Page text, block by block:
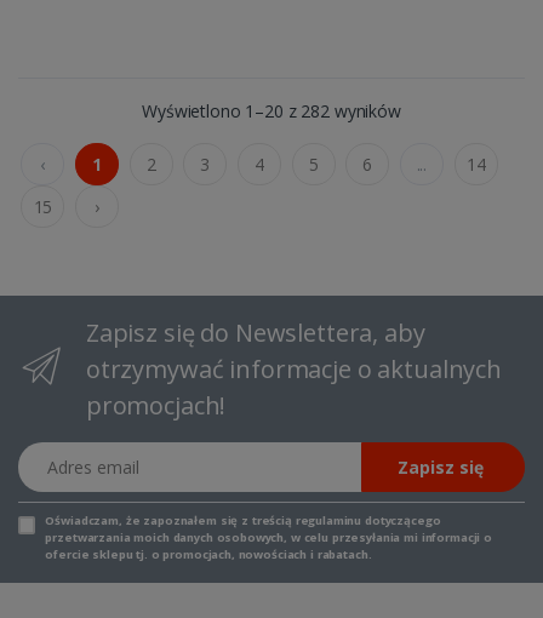
Wyświetlono 1–20 z 282 wyników
‹ 1 2 3 4 5 6 ...
14
15
›
Zapisz się do Newslettera, aby
otrzymywać informacje o aktualnych
promocjach!
Adres email
Zapisz się
Oświadczam, że zapoznałem się z treścią regulaminu dotyczącego
przetwarzania moich danych osobowych, w celu przesyłania mi informacji o
ofercie sklepu tj. o promocjach, nowościach i rabatach.